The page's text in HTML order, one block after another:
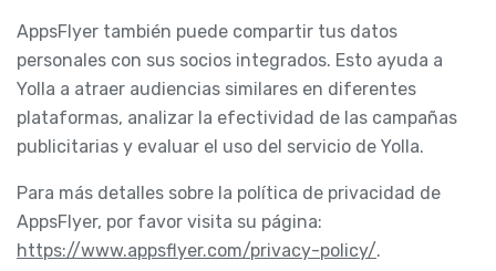
AppsFlyer también puede compartir tus datos
personales con sus socios integrados. Esto ayuda a
Yolla a atraer audiencias similares en diferentes
plataformas, analizar la efectividad de las campañas
publicitarias y evaluar el uso del servicio de Yolla.
Para más detalles sobre la política de privacidad de
AppsFlyer, por favor visita su página:
https://www.appsflyer.com/privacy-policy/.